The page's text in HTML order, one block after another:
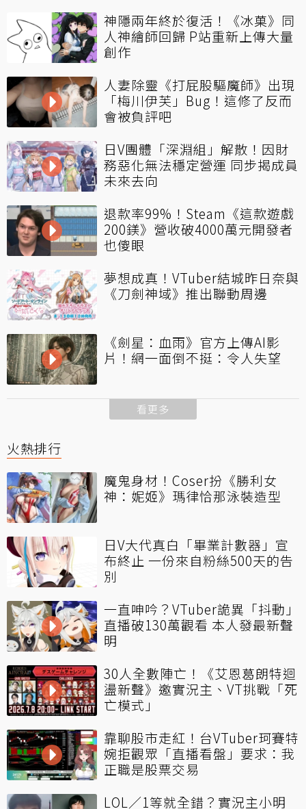
神隱兩年終於復活！《冰菓》同
人神繪師回歸 P站重新上傳大量
創作
人妻除靈《打屁股驅魔師》出現
「梅川伊芙」Bug！這修了反而
會被負評吧
日V團體「深淵組」解散！因財
務惡化無法穩定營運 同步揭成員
未來去向
退款率99%！Steam《這款遊戲
200鎂》營收破4000萬元開發者
也傻眼
夢想成真！VTuber結城昨日奈與
《刀劍神域》推出聯動周邊
《劍星：血雨》官方上傳AI影
片！網一面倒不挺：令人失望
看更多
火熱排行
魔鬼身材！Coser扮《勝利女
神：妮姬》瑪律恰那泳裝造型
日V大代真白「畢業計數器」宣
布終止 一份來自粉絲500天的告
別
一直呻吟？VTuber詭異「抖動」
直播破130萬觀看 本人發最新聲
明
30人全數陣亡！《艾恩葛朗特迴
盪新聲》邀實況主、VT挑戰「死
亡模式」
靠聊股市走紅！台VTuber珂賽特
婉拒觀眾「直播看盤」要求：我
正職是股票交易
LOL／1等就全錯？實況主小明